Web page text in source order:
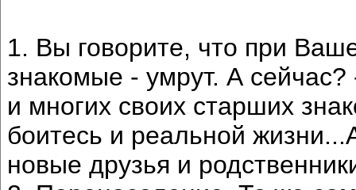
1. Вы говорите, что при
знакомые - умрут. А
и многих своих старших
боитесь и реальной
новые друзья и